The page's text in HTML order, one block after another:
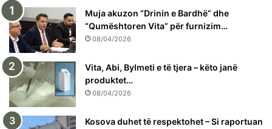
Muja akuzon “Drinin e Bardhë” dhe
“Qumështoren Vita” për furnizim…
08/04/2026
Vita, Abi, Bylmeti e të tjera – këto janë
produktet…
08/04/2026
Kosova duhet të respektohet – Si raportuan